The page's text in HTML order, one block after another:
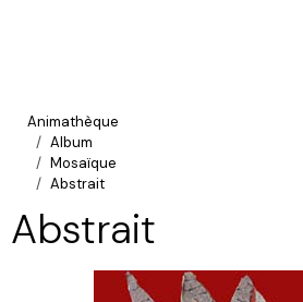
Animathèque
Album
Mosaïque
Abstrait
Abstrait